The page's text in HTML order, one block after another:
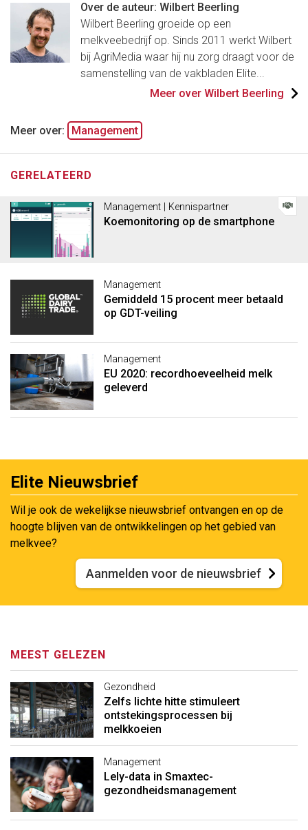
Over de auteur: Wilbert Beerling
Wilbert Beerling groeide op een
melkveebedrijf op. Sinds 2011 werkt Wilbert
bij AgriMedia waar hij nu zorg draagt voor de
samenstelling van de vakbladen Elite...
Meer over Wilbert Beerling
Meer over: Management
GERELATEERD
Management | Kennispartner
Koemonitoring op de smartphone
Management
Gemiddeld 15 procent meer betaald
op GDT-veiling
Management
EU 2020: recordhoeveelheid melk
geleverd
Elite Nieuwsbrief
Wil je ook de wekelijkse nieuwsbrief ontvangen en op de
hoogte blijven van de ontwikkelingen op het gebied van
melkvee?
Aanmelden voor de nieuwsbrief
MEEST GELEZEN
Gezondheid
Zelfs lichte hitte stimuleert
ontstekingsprocessen bij
melkkoeien
Management
Lely-data in Smaxtec-
gezondheidsmanagement